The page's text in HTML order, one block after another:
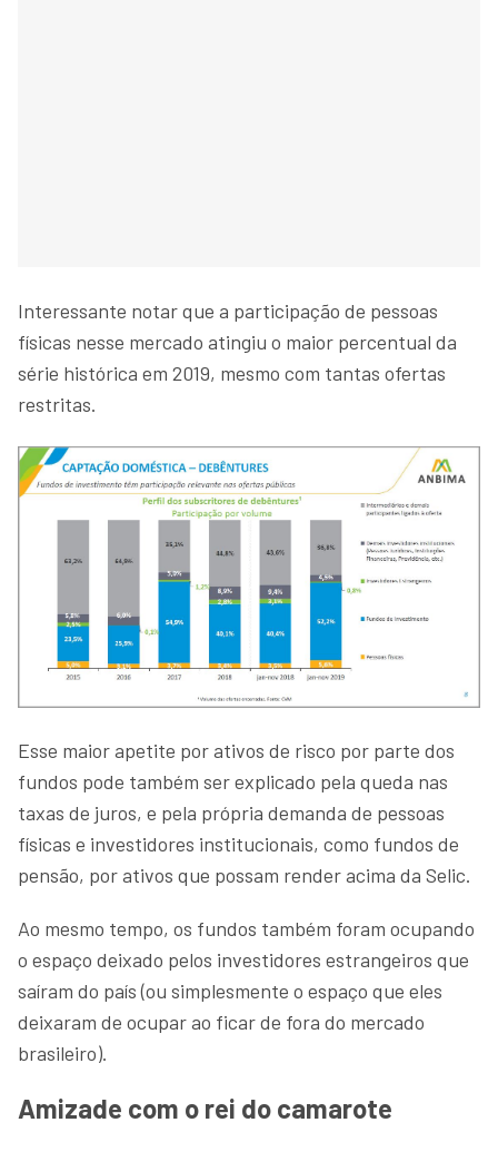
Interessante notar que a participação de pessoas
físicas nesse mercado atingiu o maior percentual da
série histórica em 2019, mesmo com tantas ofertas
restritas.
Esse maior apetite por ativos de risco por parte dos
fundos pode também ser explicado pela queda nas
taxas de juros, e pela própria demanda de pessoas
físicas e investidores institucionais, como fundos de
pensão, por ativos que possam render acima da Selic.
Ao mesmo tempo, os fundos também foram ocupando
o espaço deixado pelos investidores estrangeiros que
saíram do país (ou simplesmente o espaço que eles
deixaram de ocupar ao ficar de fora do mercado
brasileiro).
Amizade com o rei do camarote